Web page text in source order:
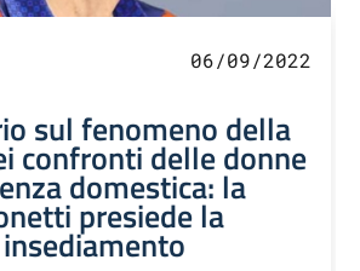
06/09/2022
sul fenomeno della
confronti delle donne
domestica: la
presiede la